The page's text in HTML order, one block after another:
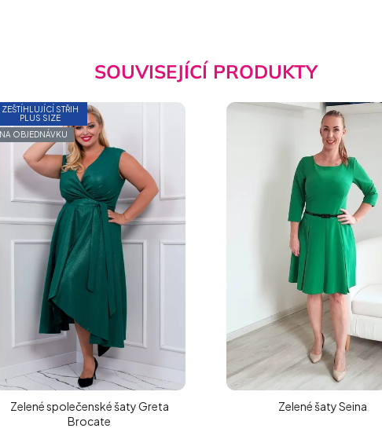
SOUVISEJÍCÍ PRODUKTY
ZEŠTÍHLUJÍCÍ STŘIH
PLUS SIZE
NA OBJEDNÁVKU
Zelené společenské šaty Greta
Brocate
Zelené šaty Seina